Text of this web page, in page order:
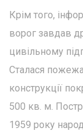
Крім того,
ворог завдав
цивільному
Сталася пожежа
конструкції
500 кв. м.
1959 року